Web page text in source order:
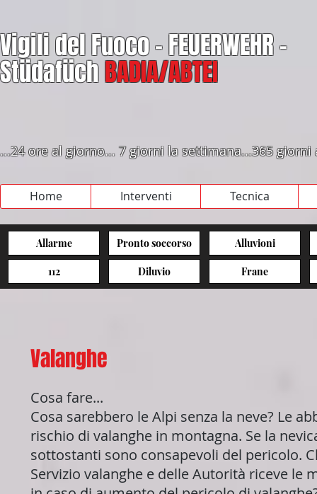
Vigili del Fuoco - FEUERWEHR -
StüdafüchBADIA/ABTEI
...24 ore al giorno... 7 giorni la settimana...365
Home Interventi Tecnica
Allarme
112
Pronto soccorso
Diluvio
Alluvioni
Frane
Valanghe
Cosa fare...
Cosa sarebbero le Alpi senza la neve? Le
rischio di valanghe in montagna. Se la
sottostanti sono consapevoli del pericolo.
Servizio valanghe e delle Autorità riceve le